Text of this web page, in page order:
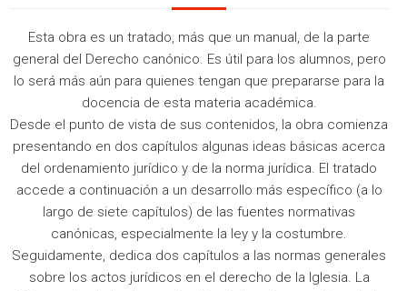
Esta obra es un tratado, más que un manual, de la parte
general del Derecho canónico. Es útil para los alumnos, pero
lo será más aún para quienes tengan que prepararse para la
docencia de esta materia académica.
Desde el punto de vista de sus contenidos, la obra comienza
presentando en dos capítulos algunas ideas básicas acerca
del ordenamiento jurídico y de la norma jurídica. El tratado
accede a continuación a un desarrollo más específico (a lo
largo de siete capítulos) de las fuentes normativas
canónicas, especialmente la ley y la costumbre.
Seguidamente, dedica dos capítulos a las normas generales
sobre los actos jurídicos en el derecho de la Iglesia. La